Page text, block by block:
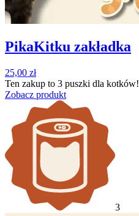
PikaKitku zakładka
25,00 zł
Ten zakup to 3 puszki dla kotków!
Zobacz produkt
3